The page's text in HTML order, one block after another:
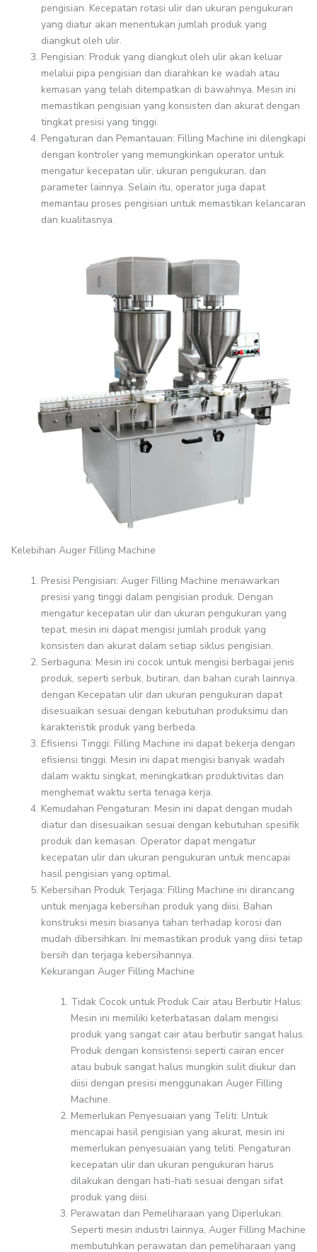
pengisian. Kecepatan rotasi ulir dan ukuran pengukuran
yang diatur akan menentukan jumlah produk yang
diangkut oleh ulir.
Pengisian: Produk yang diangkut oleh ulir akan keluar
melalui pipa pengisian dan diarahkan ke wadah atau
kemasan yang telah ditempatkan di bawahnya. Mesin ini
memastikan pengisian yang konsisten dan akurat dengan
tingkat presisi yang tinggi.
Pengaturan dan Pemantauan: Filling Machine ini dilengkapi
dengan kontroler yang memungkinkan operator untuk
mengatur kecepatan ulir, ukuran pengukuran, dan
parameter lainnya. Selain itu, operator juga dapat
memantau proses pengisian untuk memastikan kelancaran
dan kualitasnya.
Kelebihan Auger Filling Machine
Presisi Pengisian: Auger Filling Machine menawarkan
presisi yang tinggi dalam pengisian produk. Dengan
mengatur kecepatan ulir dan ukuran pengukuran yang
tepat, mesin ini dapat mengisi jumlah produk yang
konsisten dan akurat dalam setiap siklus pengisian.
Serbaguna: Mesin ini cocok untuk mengisi berbagai jenis
produk, seperti serbuk, butiran, dan bahan curah lainnya.
dengan Kecepatan ulir dan ukuran pengukuran dapat
disesuaikan sesuai dengan kebutuhan produksimu dan
karakteristik produk yang berbeda.
Efisiensi Tinggi: Filling Machine ini dapat bekerja dengan
efisiensi tinggi. Mesin ini dapat mengisi banyak wadah
dalam waktu singkat, meningkatkan produktivitas dan
menghemat waktu serta tenaga kerja.
Kemudahan Pengaturan: Mesin ini dapat dengan mudah
diatur dan disesuaikan sesuai dengan kebutuhan spesifik
produk dan kemasan. Operator dapat mengatur
kecepatan ulir dan ukuran pengukuran untuk mencapai
hasil pengisian yang optimal.
Kebersihan Produk Terjaga: Filling Machine ini dirancang
untuk menjaga kebersihan produk yang diisi. Bahan
konstruksi mesin biasanya tahan terhadap korosi dan
mudah dibersihkan. Ini memastikan produk yang diisi tetap
bersih dan terjaga kebersihannya.
Kekurangan Auger Filling Machine
Tidak Cocok untuk Produk Cair atau Berbutir Halus:
Mesin ini memiliki keterbatasan dalam mengisi
produk yang sangat cair atau berbutir sangat halus.
Produk dengan konsistensi seperti cairan encer
atau bubuk sangat halus mungkin sulit diukur dan
diisi dengan presisi menggunakan Auger Filling
Machine.
Memerlukan Penyesuaian yang Teliti: Untuk
mencapai hasil pengisian yang akurat, mesin ini
memerlukan penyesuaian yang teliti. Pengaturan
kecepatan ulir dan ukuran pengukuran harus
dilakukan dengan hati-hati sesuai dengan sifat
produk yang diisi.
Perawatan dan Pemeliharaan yang Diperlukan:
Seperti mesin industri lainnya, Auger Filling Machine
membutuhkan perawatan dan pemeliharaan yang